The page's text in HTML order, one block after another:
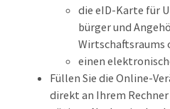
die eID-Karte für
bürger und
Wirtschaftsraums
einen
Füllen Sie die Online-
direkt an Ihrem Rechner